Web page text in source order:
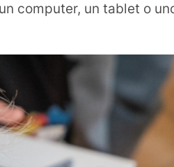
computer, un tablet o